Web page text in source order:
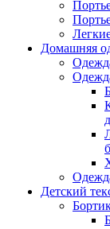
Домашняя
Детский